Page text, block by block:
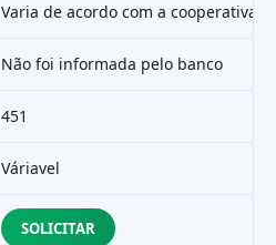
Varia de acordo com a cooperativa
Não foi informada pelo banco
451
Váriavel
SOLICITAR